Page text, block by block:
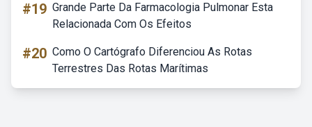
#19 Grande Parte Da Farmacologia Pulmonar Esta
Relacionada Com Os Efeitos
#20 Como O Cartógrafo Diferenciou As Rotas
Terrestres Das Rotas Marítimas